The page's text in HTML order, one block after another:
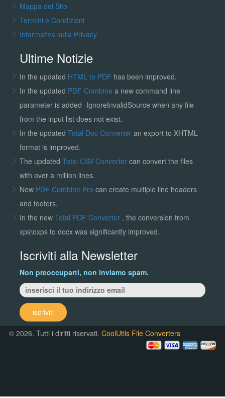
Mappa del Sito
Termini e Condizioni
Informativa sulla Privacy
Ultime Notizie
In the updated HTML to PDF has been improved.
In the updated PDF Combine a new command line
parameter is added -IgnoreInvalidSource when any file
from the input list does not exist.
In the updated Total Doc Converter an export to XHTML
format is improved.
The updated Total CSV Convertercan convert the files
with over a million lines.
New PDF Combine Pro can create multiple line headers
and footers.
In the new Total PDF Converter , the conversion from
xps\oxps to docx was significantly improved.
Iscriviti alla Newsletter
Non preoccuparti, non inviamo spam.
iscriviti
© 2026. Tutti i diritti riservati.CoolUtils File Converters